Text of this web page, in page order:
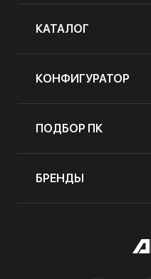
КАТАЛОГ
КОНФИГУРАТОР
ПОДБОР ПК
БРЕНДЫ